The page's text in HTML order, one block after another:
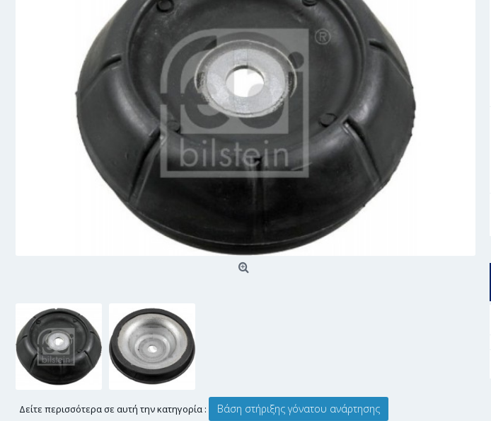
Δείτε περισσότερα σε αυτή την κατηγορία : Βάση στήριξης γόνατου ανάρτησης